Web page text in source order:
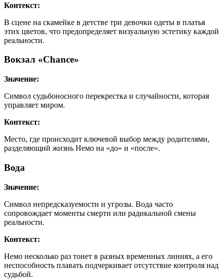
Контекст:
В сцене на скамейке в детстве три девочки одеты в платья
этих цветов, что предопределяет визуальную эстетику каждой
реальности.
Вокзал «Chance»
Значение:
Символ судьбоносного перекрестка и случайности, которая
управляет миром.
Контекст:
Место, где происходит ключевой выбор между родителями,
разделяющий жизнь Немо на «до» и «после».
Вода
Значение:
Символ непредсказуемости и угрозы. Вода часто
сопровождает моменты смерти или радикальной смены
реальности.
Контекст:
Немо несколько раз тонет в разных временных линиях, а его
неспособность плавать подчеркивает отсутствие контроля над
судьбой.